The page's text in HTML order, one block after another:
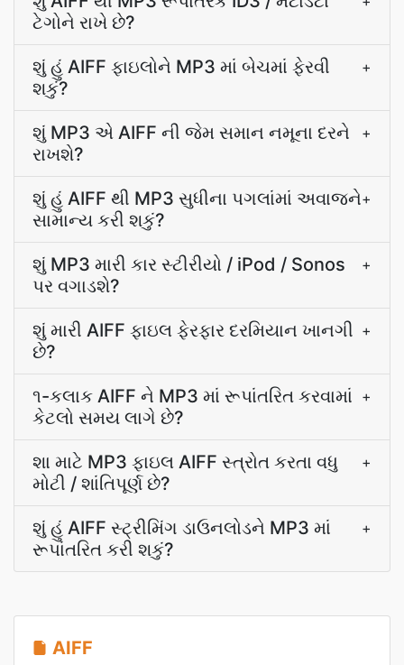
ટેગોને રાખે છે?
શું હું AIFF ફાઇલોને MP3 માં બેચમાં ફેરવી
શકું?
+
શું MP3 એ AIFF ની જેમ સમાન નમૂના દરને
રાખશે?
+
શું હું AIFF થી MP3 સુધીના પગલાંમાં અવાજને
સામાન્ય કરી શકું?
+
શું MP3 મારી કાર સ્ટીરીયો / iPod / Sonos
પર વગાડશે?
+
શું મારી AIFF ફાઇલ ફેરફાર દરમિયાન ખાનગી
છે?
+
૧-કલાક AIFF ને MP3 માં રૂપાંતરિત કરવામાં
કેટલો સમય લાગે છે?
+
શા માટે MP3 ફાઇલ AIFF સ્ત્રોત કરતા વધુ
મોટી / શાંતિપૂર્ણ છે?
+
શું હું AIFF સ્ટ્રીમિંગ ડાઉનલોડને MP3 માં
રૂપાંતરિત કરી શકું?
+
AIFF